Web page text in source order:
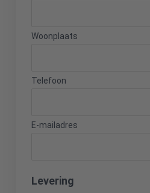
Woonplaats
Telefoon
E-mailadres
Levering